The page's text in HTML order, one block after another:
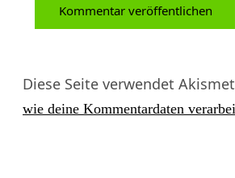
Diese Seite verwendet
wie deine Kommentardaten